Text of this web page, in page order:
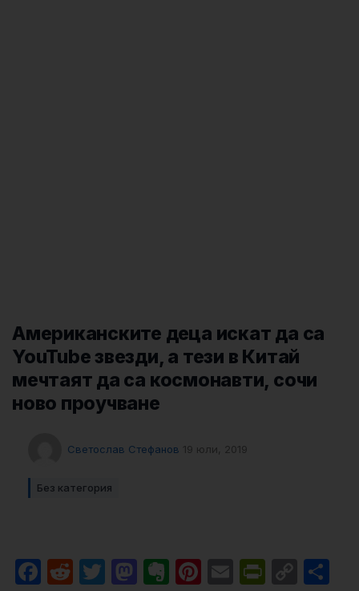
Американските деца искат да са
YouTube звезди, а тези в Китай
мечтаят да са космонавти, сочи
ново проучване
Светослав Стефанов 19 юли, 2019
Без категория
Facebook
RedditTwitter
Mastodon
Evernote
Pinterest
Email